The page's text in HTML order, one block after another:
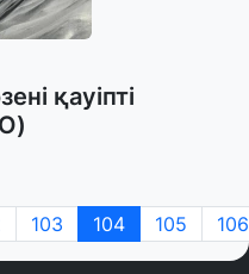
қауіпті
103 104 105 106